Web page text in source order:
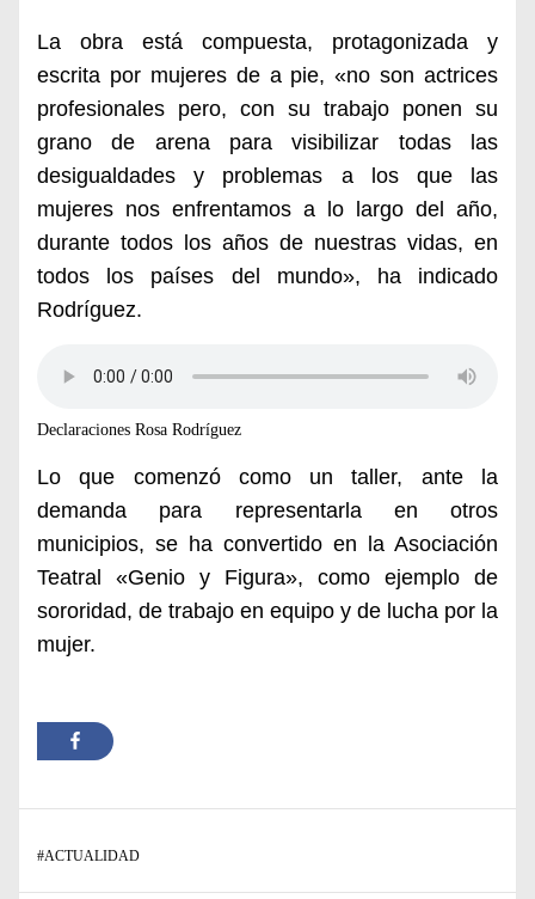
La obra está compuesta, protagonizada y
escrita por mujeres de a pie, «no son actrices
profesionales pero, con su trabajo ponen su
grano de arena para visibilizar todas las
desigualdades y problemas a los que las
mujeres nos enfrentamos a lo largo del año,
durante todos los años de nuestras vidas, en
todos los países del mundo», ha indicado
Rodríguez.
Declaraciones Rosa Rodríguez
Lo que comenzó como un taller, ante la
demanda para representarla en otros
municipios, se ha convertido en la Asociación
Teatral «Genio y Figura», como ejemplo de
sororidad, de trabajo en equipo y de lucha por la
mujer.
#ACTUALIDAD